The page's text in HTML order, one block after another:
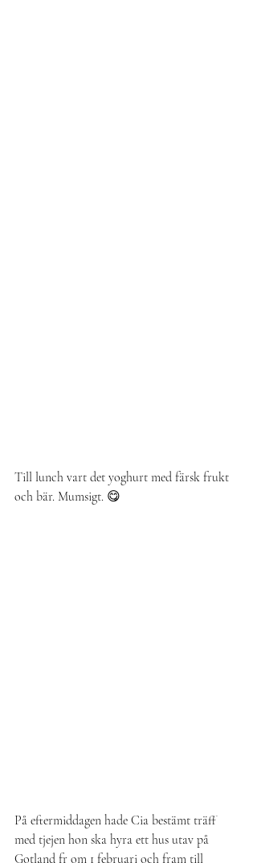
Till lunch vart det yoghurt med färsk frukt
och bär. Mumsigt. 😋
På eftermiddagen hade Cia bestämt träff
med tjejen hon ska hyra ett hus utav på
Gotland fr om 1 februari och fram till